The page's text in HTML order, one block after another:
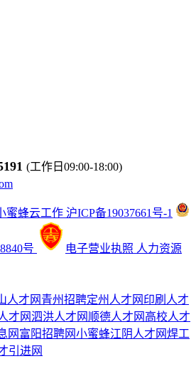
(工作日09:00-18:00)
蜜蜂云工作 沪ICP备19037661号-1
号 电子营业执照 人力资源
人才网 青州招聘定州人才网 印刷人才
才网泗洪人才网 顺德人才网 高校人才
网 富阳招聘网小蜜蜂江阴人才网焊工
引进网